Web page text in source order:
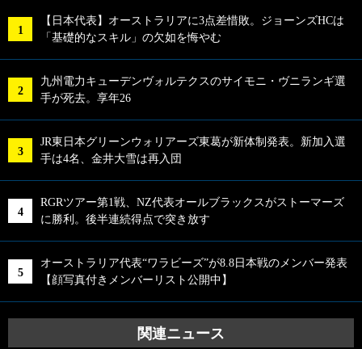
【日本代表】オーストラリアに3点差惜敗。ジョーンズHCは
「基礎的なスキル」の欠如を悔やむ
九州電力キューデンヴォルテクスのサイモニ・ヴニランギ選
手が死去。享年26
JR東日本グリーンウォリアーズ東葛が新体制発表。新加入選
手は4名、金井大雪は再入団
RGRツアー第1戦、NZ代表オールブラックスがストーマーズ
に勝利。後半連続得点で突き放す
オーストラリア代表“ワラビーズ”が8.8日本戦のメンバー発表
【顔写真付きメンバーリスト公開中】
関連ニュース